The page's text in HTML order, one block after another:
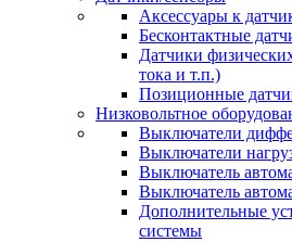
Аксессуары к
Бесконтактные
Датчики
тока и т.п.)
Позиционные
Низковольтное
Выключатели
Выключатели
Выключатель
Выключатель
Дополнительные
системы